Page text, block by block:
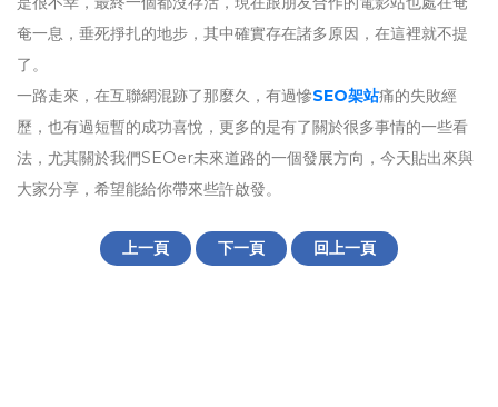
奄一息，垂死掙扎的地步，其中確實存在諸多原因，在這裡就不提
了。
一路走來，在互聯網混跡了那麼久，有過慘SEO架站痛的失敗經
歷，也有過短暫的成功喜悅，更多的是有了關於很多事情的一些看
法，尤其關於我們SEOer未來道路的一個發展方向，今天貼出來與
大家分享，希望能給你帶來些許啟發。
上一頁 下一頁 回上一頁